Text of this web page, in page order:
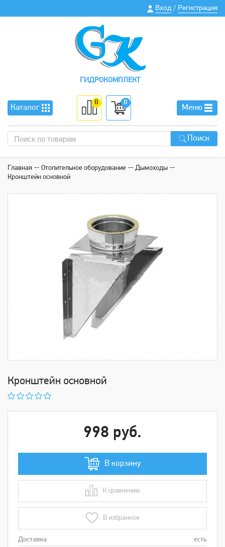
Вход / Регистрация
ГИДРОКОМПЛЕКТ
Каталог
0 0
Меню
Поиск
Главная Отопительное оборудование
Дымоходы
Кронштейн основной
Кронштейн основной
998 руб.
В корзину
К сравнению
В сравнении
В избранное
Доставка
есть